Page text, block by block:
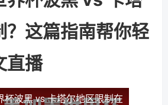
？这篇指南帮你轻
直播
杯波黑 vs 卡塔尔地区限制在